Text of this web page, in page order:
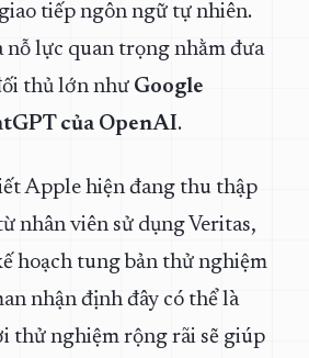
tiếp ngôn ngữ tự nhiên.
nỗ lực quan trọng nhằm đưa
thủ lớn như Google
của OpenAI.
Apple hiện đang thu thập
nhân viên sử dụng Veritas,
hoạch tung bản thử nghiệm
nhận định đây có thể là
thử nghiệm rộng rãi sẽ giúp